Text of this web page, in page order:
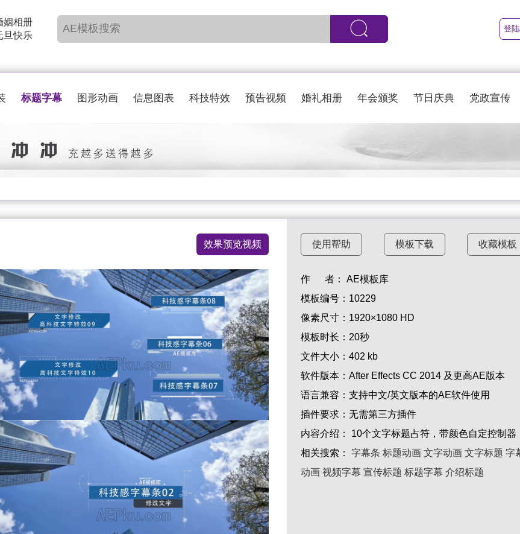
姻相册
旦快乐
登
标题字幕 图形动画 信息图表 科技特效 预告视频 婚礼相册 年会颁奖 节日庆典 党政宣传
效果预览视频 使用帮助 模板下载 收藏模板
作 者：
AE模板库
模板编号： 10229
像素尺寸： 1920×1080 HD
模板时长： 20秒
文件大小： 402 kb
软件版本： After Effects CC 2014 及更高AE版本
语言兼容： 支持中文/英文版本的AE软件使用
插件要求： 无需第三方插件
内容介绍：
10个文字标题占符，带颜色自定控制器
相关搜索： 字幕条 标题动画 文字动画 文字标题 字
动画 视频字幕 宣传标题 标题字幕 介绍标题